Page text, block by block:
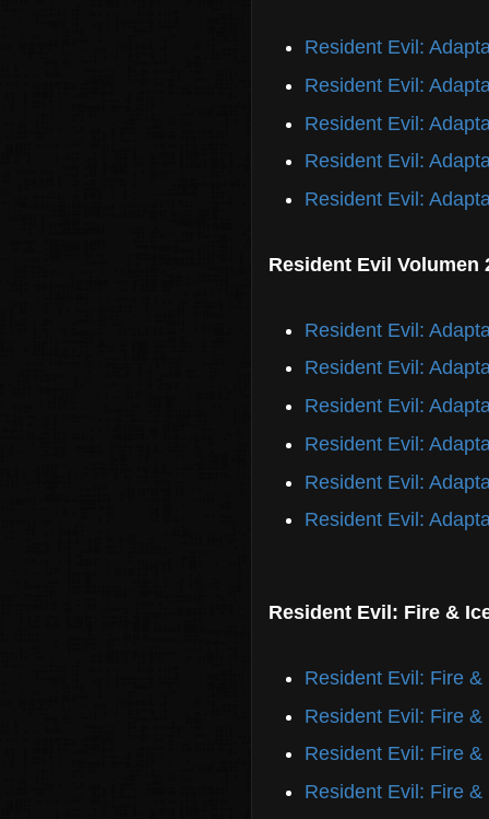
Resident Evil:
Resident Evil:
Resident Evil:
Resident Evil:
Resident Evil:
Resident Evil Volumen
Resident Evil:
Resident Evil:
Resident Evil:
Resident Evil:
Resident Evil:
Resident Evil:
Resident Evil: Fire &
Resident Evil: Fire &
Resident Evil: Fire &
Resident Evil: Fire &
Resident Evil: Fire &